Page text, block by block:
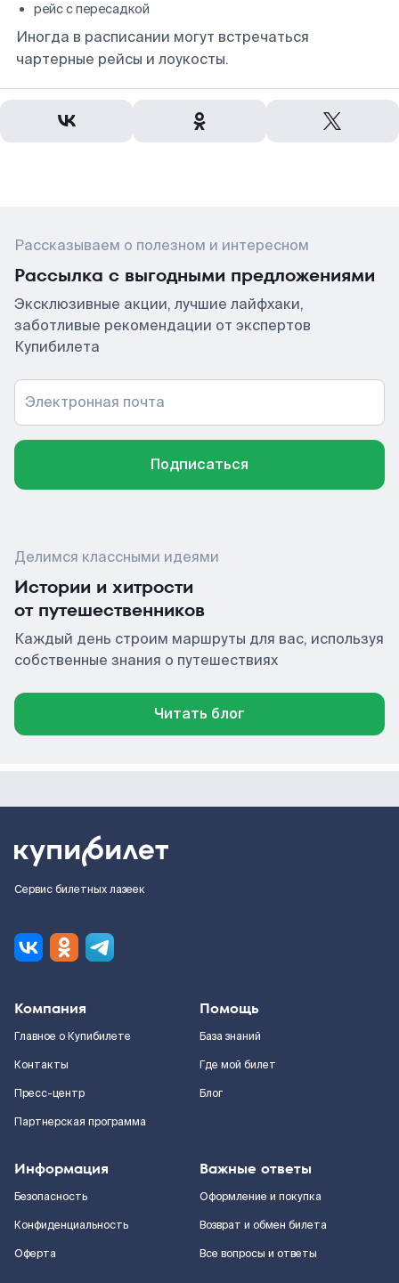
рейс с пересадкой
Иногда в расписании могут встречаться
чартерные рейсы и лоукосты.
Рассказываем о полезном и интересном
Рассылка с выгодными предложениями
Эксклюзивные акции, лучшие лайфхаки,
заботливые рекомендации от экспертов
Купибилета
Электронная почта
Подписаться
Делимся классными идеями
Истории и хитрости
от путешественников
Каждый день строим маршруты для вас, используя
собственные знания о путешествиях
Читать блог
Сервис билетных лазеек
Компания
Главное о Купибилете
Контакты
Пресс-центр
Партнерская программа
Помощь
База знаний
Где мой билет
Блог
Информация
Безопасность
Конфиденциальность
Оферта
Важные ответы
Оформление и покупка
Возврат и обмен билета
Все вопросы и ответы